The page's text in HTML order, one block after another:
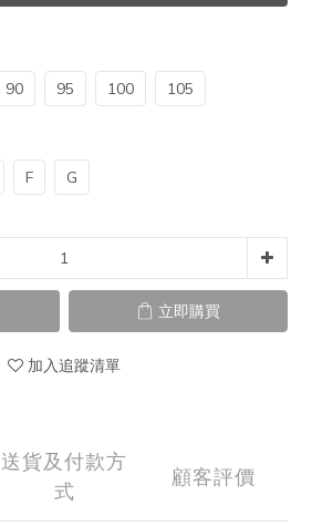
90 95 100 105
F G
立即購買
加入追蹤清單
送貨及付款方
式
顧客評價